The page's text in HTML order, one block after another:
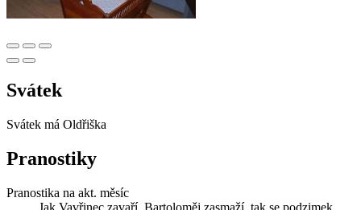
Svátek
Svátek má Oldřiška
Pranostiky
Pranostika na akt. měsíc
Jak Vavřinec zavaří, Bartoloměj zasmaží, tak se podzimek